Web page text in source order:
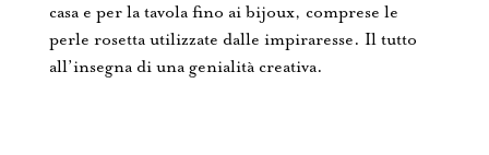
casa e per la tavola fino ai bijoux, comprese le
perle rosetta utilizzate dalle impiraresse. Il tutto
all’insegna di una genialità creativa.